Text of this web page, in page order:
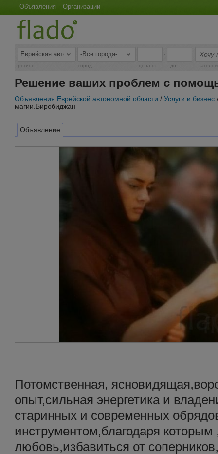
Объявления Организации
-
регион город цена от до
Решение ваших проблем с
Объявления Еврейской автономной области / Услуги и бизнес
магии.Биробиджан
Объявление
Потомственная,
опыт,сильная энергетика и
старинных и современных
инструментом,благодаря
любовь,избавиться от